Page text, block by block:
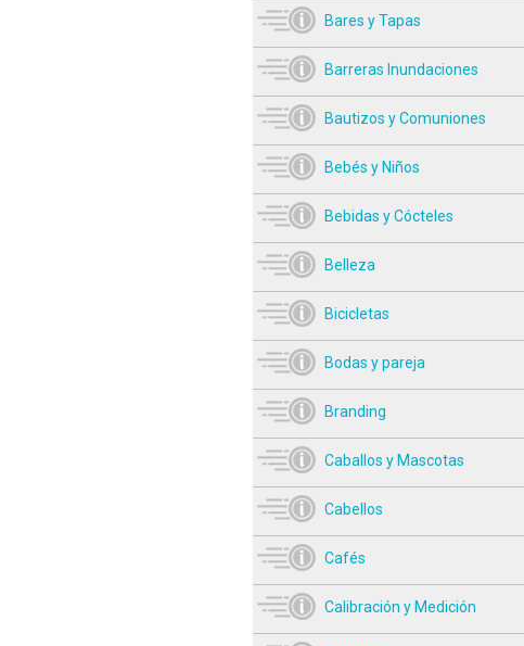
Bares y Tapas
Barreras Inundaciones
Bautizos y Comuniones
Bebés y Niños
Bebidas y Cócteles
Belleza
Bicicletas
Bodas y pareja
Branding
Caballos y Mascotas
Cabellos
Cafés
Calibración y Medición